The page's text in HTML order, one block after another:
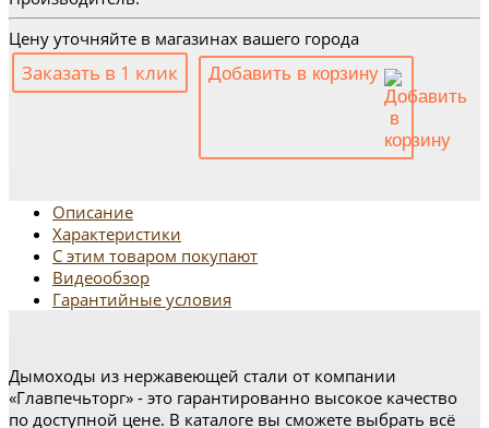
Цену уточняйте в магазинах вашего города
Заказать в 1 клик Добавить в корзину
Описание
Характеристики
С этим товаром покупают
Видеообзор
Гарантийные условия
Дымоходы из нержавеющей стали от компании
«Главпечьторг» - это гарантированно высокое качество
по доступной цене. В каталоге вы сможете выбрать всё